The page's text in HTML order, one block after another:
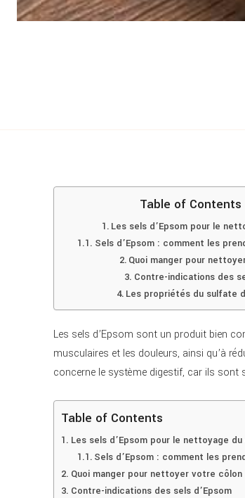
Table of Contents
Les sels d’Epsom pour le
Sels d’Epsom : comment les
Quoi manger pour
Contre-indications des
Les propriétés du sulfate
Les sels d’Epsom sont un produit bien
musculaires et les douleurs, ainsi qu’à
concerne le système digestif, car ils
Table of Contents
Les sels d’Epsom pour le nettoyage
Sels d’Epsom : comment les
Quoi manger pour nettoyer votre côlon
Contre-indications des sels d’Epsom